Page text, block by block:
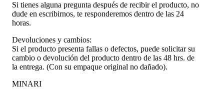
Si tienes alguna pregunta después de recibir el producto, no
dude en escribirnos, te responderemos dentro de las 24
horas.
Devoluciones y cambios:
Si el producto presenta fallas o defectos, puede solicitar su
cambio o devolución del producto dentro de las 48 hrs. de
la entrega. (Con su empaque original no dañado).
MINARI